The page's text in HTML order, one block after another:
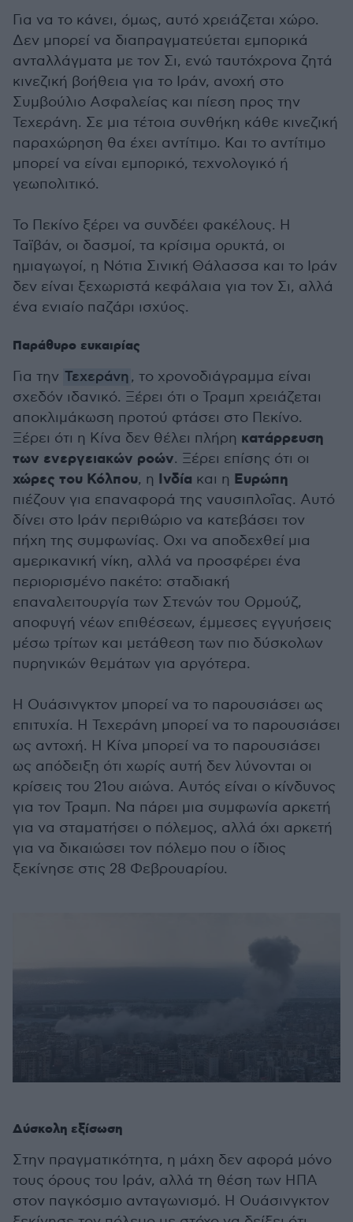
Για να το κάνει, όμως, αυτό χρειάζεται χώρο.
Δεν μπορεί να διαπραγματεύεται εμπορικά
ανταλλάγματα με τον Σι, ενώ ταυτόχρονα ζητά
κινεζική βοήθεια για το Ιράν, ανοχή στο
Συμβούλιο Ασφαλείας και πίεση προς την
Τεχεράνη. Σε μια τέτοια συνθήκη κάθε κινεζική
παραχώρηση θα έχει αντίτιμο. Και το αντίτιμο
μπορεί να είναι εμπορικό, τεχνολογικό ή
γεωπολιτικό.
Το Πεκίνο ξέρει να συνδέει φακέλους. Η
Ταϊβάν, οι δασμοί, τα κρίσιμα ορυκτά, οι
ημιαγωγοί, η Νότια Σινική Θάλασσα και το Ιράν
δεν είναι ξεχωριστά κεφάλαια για τον Σι, αλλά
ένα ενιαίο παζάρι ισχύος.
Παράθυρο ευκαιρίας
Για την Τεχεράνη, το χρονοδιάγραμμα είναι
σχεδόν ιδανικό. Ξέρει ότι ο Τραμπ χρειάζεται
αποκλιμάκωση προτού φτάσει στο Πεκίνο.
Ξέρει ότι η Κίνα δεν θέλει πλήρη κατάρρευση
των ενεργειακών ροών. Ξέρει επίσης ότι οι
χώρες του Κόλπου, η Ινδία και η Ευρώπη
πιέζουν για επαναφορά της ναυσιπλοΐας. Αυτό
δίνει στο Ιράν περιθώριο να κατεβάσει τον
πήχη της συμφωνίας. Οχι να αποδεχθεί μια
αμερικανική νίκη, αλλά να προσφέρει ένα
περιορισμένο πακέτο: σταδιακή
επαναλειτουργία των Στενών του Ορμούζ,
αποφυγή νέων επιθέσεων, έμμεσες εγγυήσεις
μέσω τρίτων και μετάθεση των πιο δύσκολων
πυρηνικών θεμάτων για αργότερα.
Η Ουάσινγκτον μπορεί να το παρουσιάσει ως
επιτυχία. Η Τεχεράνη μπορεί να το παρουσιάσει
ως αντοχή. Η Κίνα μπορεί να το παρουσιάσει
ως απόδειξη ότι χωρίς αυτή δεν λύνονται οι
κρίσεις του 21ου αιώνα. Αυτός είναι ο κίνδυνος
για τον Τραμπ. Να πάρει μια συμφωνία αρκετή
για να σταματήσει ο πόλεμος, αλλά όχι αρκετή
για να δικαιώσει τον πόλεμο που ο ίδιος
ξεκίνησε στις 28 Φεβρουαρίου.
Δύσκολη εξίσωση
Στην πραγματικότητα, η μάχη δεν αφορά μόνο
τους όρους του Ιράν, αλλά τη θέση των ΗΠΑ
στον παγκόσμιο ανταγωνισμό. Η Ουάσινγκτον